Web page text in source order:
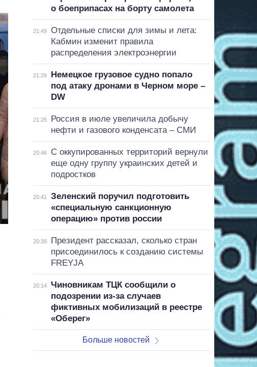
о боеприпасах на борту самолета
21:49
Отдельные списки для зимы и лета:
Кабмин изменит правила
распределения электроэнергии
21:29
Немецкое грузовое судно попало
под атаку дронами в Черном море –
DW
21:25
Россия в июле увеличила добычу
нефти и газового конденсата – СМИ
20:46
С оккупированных территорий вернули
еще одну группу украинских детей и
подростков
20:41
Зеленский поручил подготовить
«специальную санкционную
операцию» против россии
20:39
Президент рассказал, сколько стран
присоединилось к созданию системы
FREYJA
20:14
Чиновникам ТЦК сообщили о
подозрении из-за случаев
фиктивных мобилизаций в реестре
«Оберег»
Больше новостей